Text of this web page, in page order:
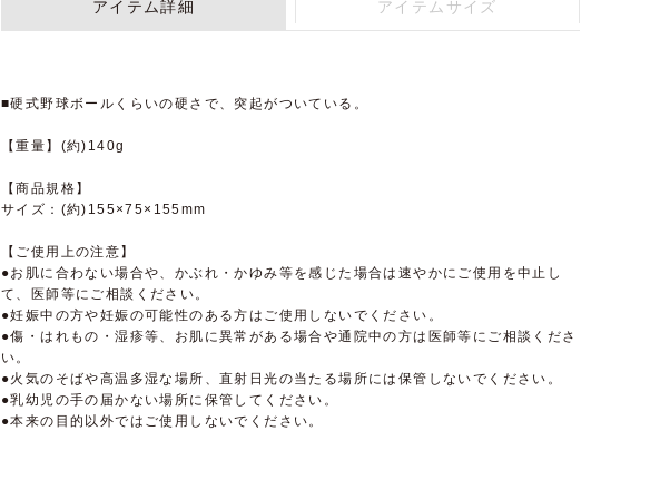
アイテム詳細 アイテムサイズ
■硬式野球ボールくらいの硬さで、突起がついている。
【重量】(約)140g
【商品規格】
サイズ：(約)155×75×155mm
【ご使用上の注意】
●お肌に合わない場合や、かぶれ・かゆみ等を感じた場合は速やかにご使用を中止し
て、医師等にご相談ください。
●妊娠中の方や妊娠の可能性のある方はご使用しないでください。
●傷・はれもの・湿疹等、お肌に異常がある場合や通院中の方は医師等にご相談くださ
い。
●火気のそばや高温多湿な場所、直射日光の当たる場所には保管しないでください。
●乳幼児の手の届かない場所に保管してください。
●本来の目的以外ではご使用しないでください。